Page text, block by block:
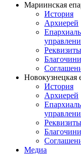
Мариинская
История
Архиерей
Реквизиты
Новокузнецкая
История
Архиерей
Реквизиты
Медиа